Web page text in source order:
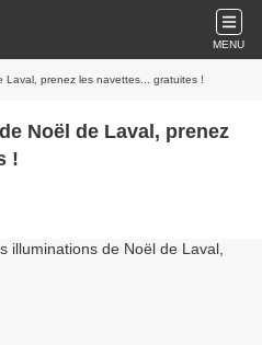
MENU
Laval, prenez les navettes... gratuites !
Noël de Laval, prenez
!